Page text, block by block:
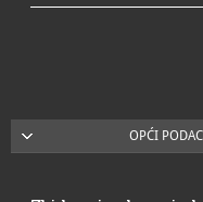
OPĆI